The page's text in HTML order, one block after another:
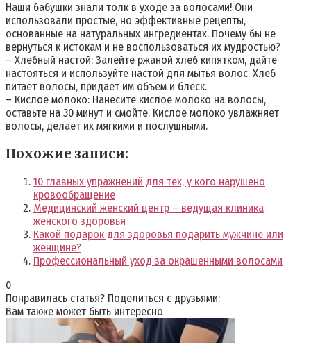
Наши бабушки знали толк в уходе за волосами! Они
использовали простые, но эффективные рецепты,
основанные на натуральных ингредиентах. Почему бы не
вернуться к истокам и не воспользоваться их мудростью?
– Хлебный настой: Залейте ржаной хлеб кипятком, дайте
настояться и используйте настой для мытья волос. Хлеб
питает волосы, придает им объем и блеск.
– Кислое молоко: Нанесите кислое молоко на волосы,
оставьте на 30 минут и смойте. Кислое молоко увлажняет
волосы, делает их мягкими и послушными.
Похожие записи:
10 главных упражнений для тех, у кого нарушено
кровообращение
Медицинский женский центр – ведущая клиника
женского здоровья
Какой подарок для здоровья подарить мужчине или
женщине?
Профессиональный уход за окрашенными волосами
0
Понравилась статья? Поделиться с друзьями:
Вам также может быть интересно